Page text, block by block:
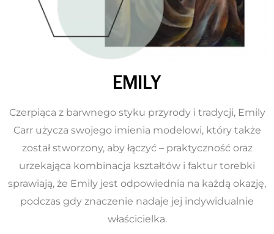
EMILY
Czerpiąca z barwnego styku przyrody i tradycji, Emily
Carr użycza swojego imienia modelowi, który także
został stworzony, aby łączyć – praktyczność oraz
urzekająca kombinacja kształtów i faktur torebki
sprawiają, że Emily jest odpowiednia na każdą okazję,
podczas gdy znaczenie nadaje jej indywidualnie
właścicielka.